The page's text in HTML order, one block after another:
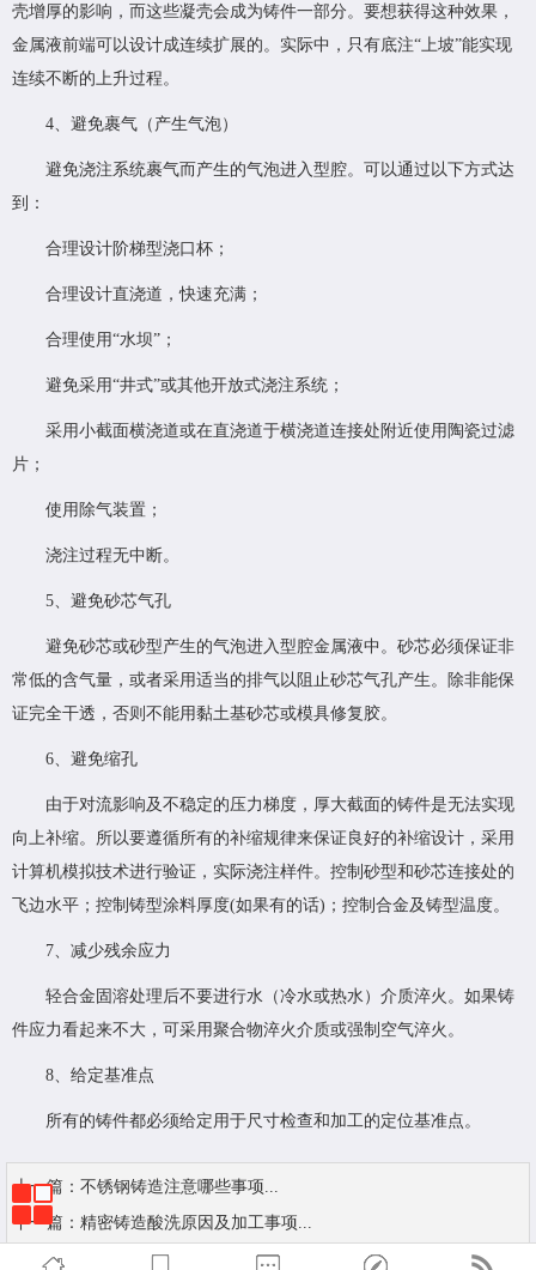
壳增厚的影响，而这些凝壳会成为铸件一部分。要想获得这种效果，
金属液前端可以设计成连续扩展的。实际中，只有底注“上坡”能实现
连续不断的上升过程。
4、避免裹气（产生气泡）
避免浇注系统裹气而产生的气泡进入型腔。可以通过以下方式达
到：
合理设计阶梯型浇口杯；
合理设计直浇道，快速充满；
合理使用“水坝”；
避免采用“井式”或其他开放式浇注系统；
采用小截面横浇道或在直浇道于横浇道连接处附近使用陶瓷过滤
片；
使用除气装置；
浇注过程无中断。
5、避免砂芯气孔
避免砂芯或砂型产生的气泡进入型腔金属液中。砂芯必须保证非
常低的含气量，或者采用适当的排气以阻止砂芯气孔产生。除非能保
证完全干透，否则不能用黏土基砂芯或模具修复胶。
6、避免缩孔
由于对流影响及不稳定的压力梯度，厚大截面的铸件是无法实现
向上补缩。所以要遵循所有的补缩规律来保证良好的补缩设计，采用
计算机模拟技术进行验证，实际浇注样件。控制砂型和砂芯连接处的
飞边水平；控制铸型涂料厚度(如果有的话)；控制合金及铸型温度。
7、减少残余应力
轻合金固溶处理后不要进行水（冷水或热水）介质淬火。如果铸
件应力看起来不大，可采用聚合物淬火介质或强制空气淬火。
8、给定基准点
所有的铸件都必须给定用于尺寸检查和加工的定位基准点。
上一篇： 不锈钢铸造注意哪些事项...
下一篇： 精密铸造酸洗原因及加工事项...